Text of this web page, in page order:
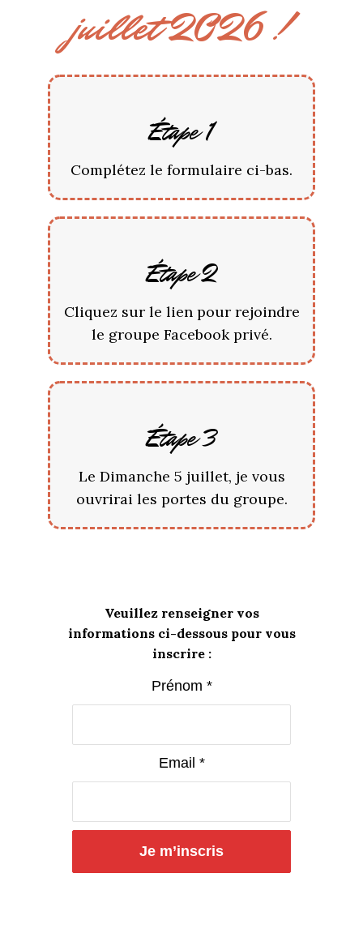
juillet 2026 !
Étape 1
Complétez le formulaire ci-bas.
Étape 2
Cliquez sur le lien pour rejoindre
le groupe Facebook privé.
Étape 3
Le Dimanche 5 juillet, je vous
ouvrirai les portes du groupe.
Veuillez renseigner vos
informations ci-dessous pour vous
inscrire :
Prénom *
Email *
Je m’inscris